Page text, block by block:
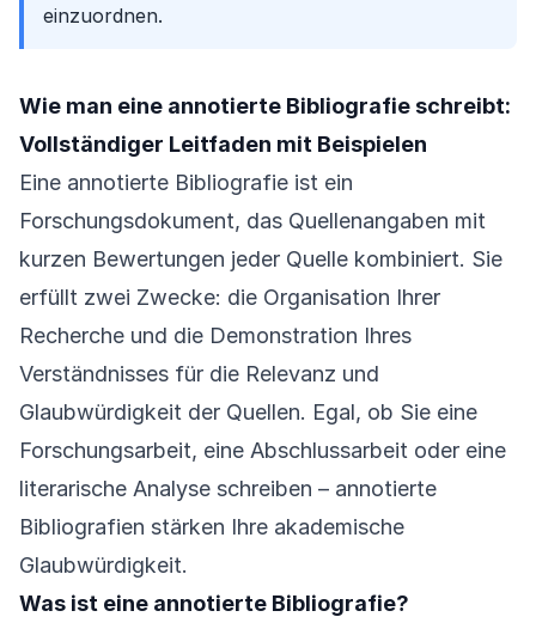
einzuordnen.
Wie man eine annotierte Bibliografie schreibt:
Vollständiger Leitfaden mit Beispielen
Eine annotierte Bibliografie ist ein
Forschungsdokument, das Quellenangaben mit
kurzen Bewertungen jeder Quelle kombiniert. Sie
erfüllt zwei Zwecke: die Organisation Ihrer
Recherche und die Demonstration Ihres
Verständnisses für die Relevanz und
Glaubwürdigkeit der Quellen. Egal, ob Sie eine
Forschungsarbeit, eine Abschlussarbeit oder eine
literarische Analyse schreiben – annotierte
Bibliografien stärken Ihre akademische
Glaubwürdigkeit.
Was ist eine annotierte Bibliografie?